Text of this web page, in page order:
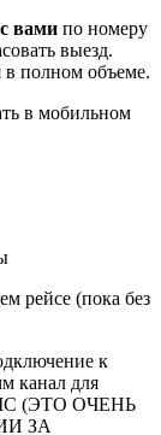
вами по номеру
выезд.
в полном объеме.
в мобильном
рейсе (пока без
к
канал для
(ЭТО ОЧЕНЬ
ЗА